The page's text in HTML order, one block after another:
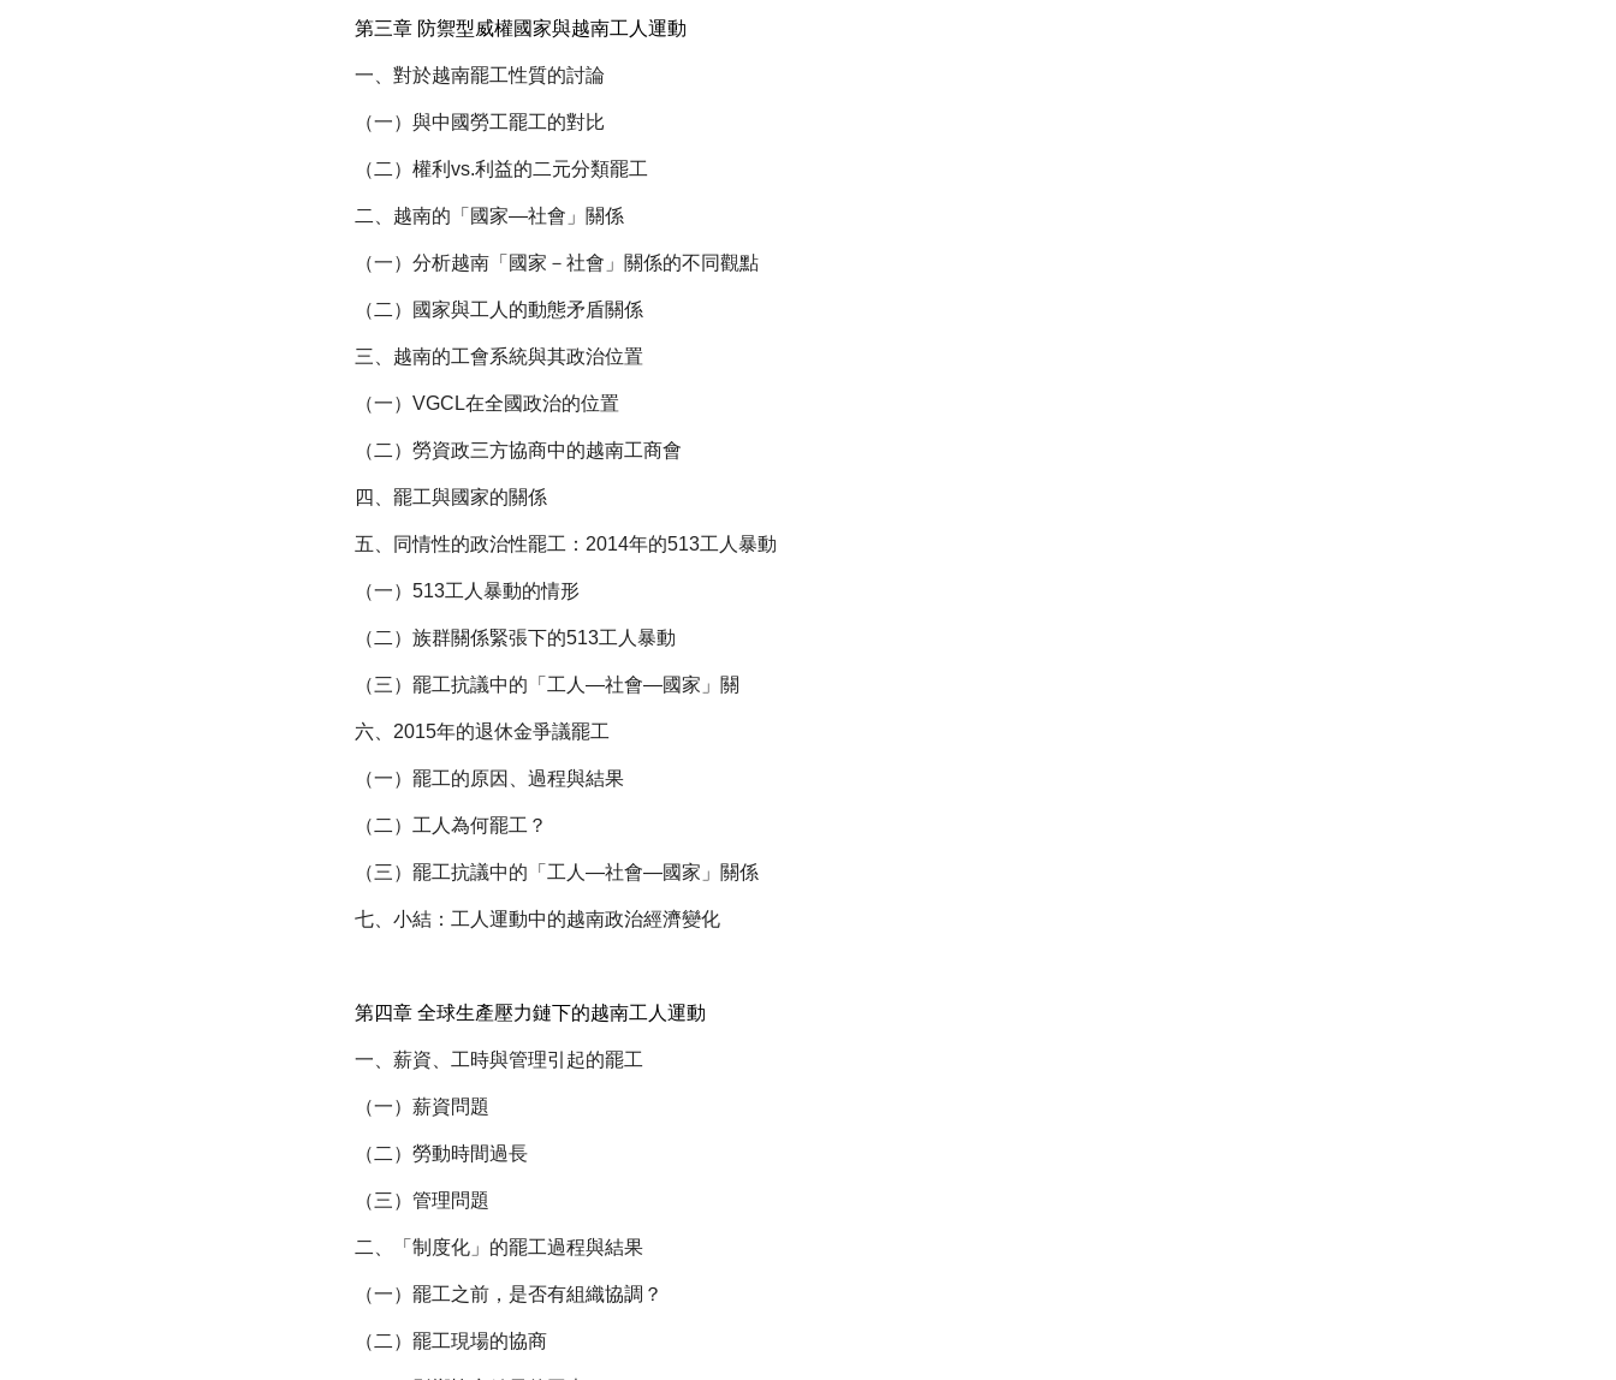
第三章 防禦型威權國家與越南工人運動
一、對於越南罷工性質的討論
（一）與中國勞工罷工的對比
（二）權利vs.利益的二元分類罷工
二、越南的「國家—社會」關係
（一）分析越南「國家－社會」關係的不同觀點
（二）國家與工人的動態矛盾關係
三、越南的工會系統與其政治位置
（一）VGCL在全國政治的位置
（二）勞資政三方協商中的越南工商會
四、罷工與國家的關係
五、同情性的政治性罷工：2014年的513工人暴動
（一）513工人暴動的情形
（二）族群關係緊張下的513工人暴動
（三）罷工抗議中的「工人—社會—國家」關
六、2015年的退休金爭議罷工
（一）罷工的原因、過程與結果
（二）工人為何罷工？
（三）罷工抗議中的「工人—社會—國家」關係
七、小結：工人運動中的越南政治經濟變化
第四章 全球生產壓力鏈下的越南工人運動
一、薪資、工時與管理引起的罷工
（一）薪資問題
（二）勞動時間過長
（三）管理問題
二、「制度化」的罷工過程與結果
（一）罷工之前，是否有組織協調？
（二）罷工現場的協商